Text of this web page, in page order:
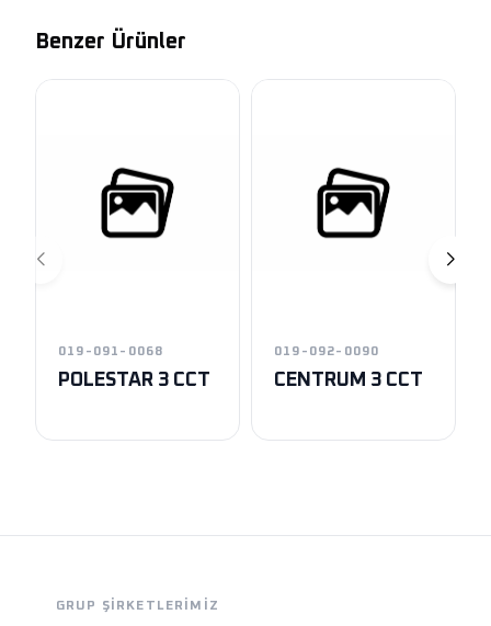
Benzer Ürünler
019-091-0068
POLESTAR 3 CCT
019-092-0090
CENTRUM 3 CCT
GRUP ŞIRKETLERIMIZ